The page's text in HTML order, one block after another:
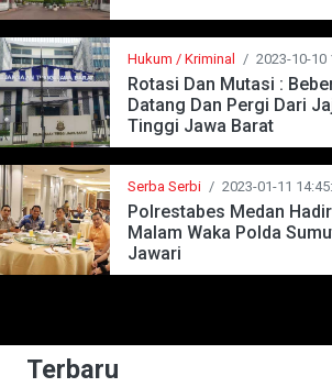
Hukum / Kriminal / 2023-10-10
Rotasi Dan Mutasi :
Datang Dan Pergi Dari
Tinggi Jawa Barat
Serba Serbi / 2023-01-11
Polrestabes Medan
Malam Waka Polda
Jawari
Terbaru